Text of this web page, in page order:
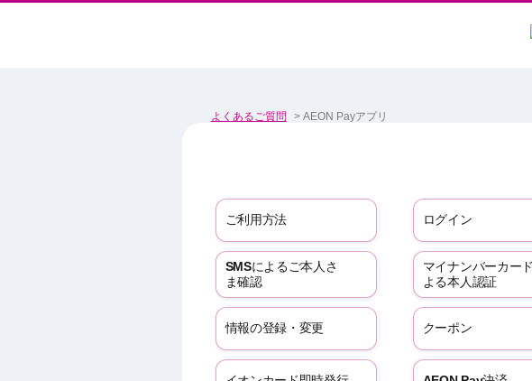
よくあるご質問 > AEON Payアプリ
ご利用方法 ログイン
SMSによるご本人さ
ま確認
マイナンバーカー
よる本人認証
情報の登録・変更 クーポン